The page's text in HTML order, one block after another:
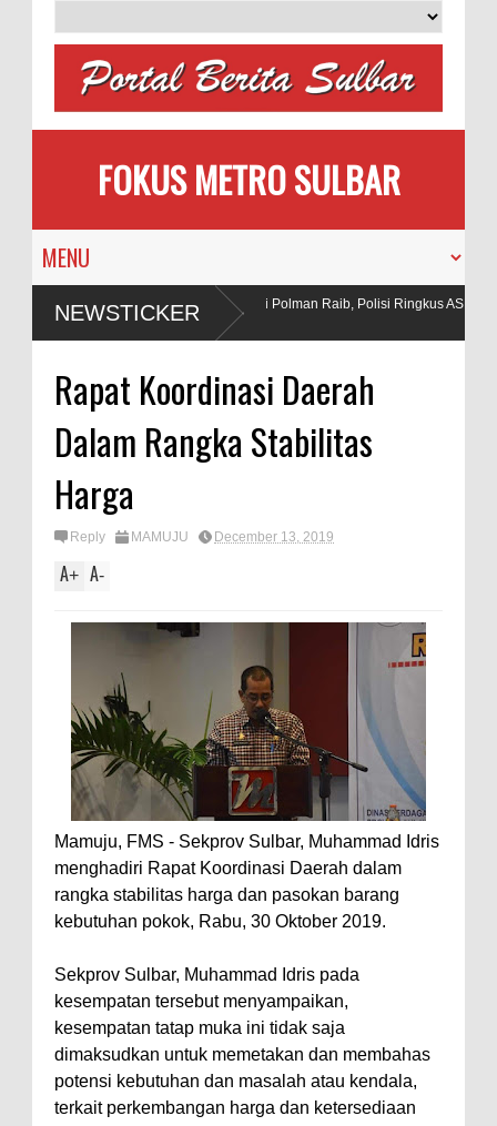
FOKUS METRO SULBAR
NEWSTICKER
Puluhan AC Kantor Bupati Polman Raib, Polisi Ringkus ASN dan
Penadah
Rapat Koordinasi Daerah
Dalam Rangka Stabilitas
Harga
Reply MAMUJU December 13, 2019
A+ A-
Mamuju, FMS - Sekprov Sulbar, Muhammad Idris
menghadiri Rapat Koordinasi Daerah dalam
rangka stabilitas harga dan pasokan barang
kebutuhan pokok, Rabu, 30 Oktober 2019.
Sekprov Sulbar, Muhammad Idris pada
kesempatan tersebut menyampaikan,
kesempatan tatap muka ini tidak saja
dimaksudkan untuk memetakan dan membahas
potensi kebutuhan dan masalah atau kendala,
terkait perkembangan harga dan ketersediaan